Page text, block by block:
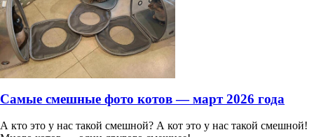
Самые смешные фото котов — март 2026 года
А кто это у нас такой смешной? А кот это у нас такой смешной!